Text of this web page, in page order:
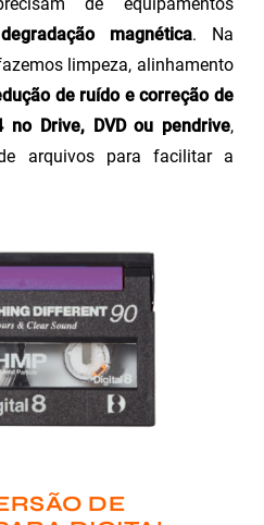
degradação magnética. Na
limpeza, alinhamento
de ruído e correção de
no Drive, DVD ou pendrive,
arquivos para facilitar a
DE